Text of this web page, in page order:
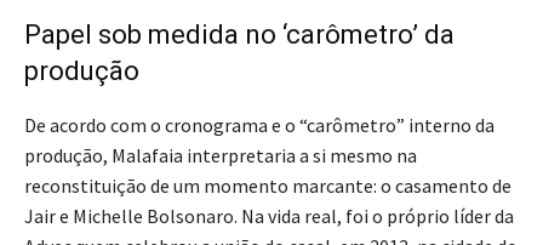
Papel sob medida no ‘carômetro’ da
produção
De acordo com o cronograma e o “carômetro” interno da
produção, Malafaia interpretaria a si mesmo na
reconstituição de um momento marcante: o casamento de
Jair e Michelle Bolsonaro. Na vida real, foi o próprio líder da